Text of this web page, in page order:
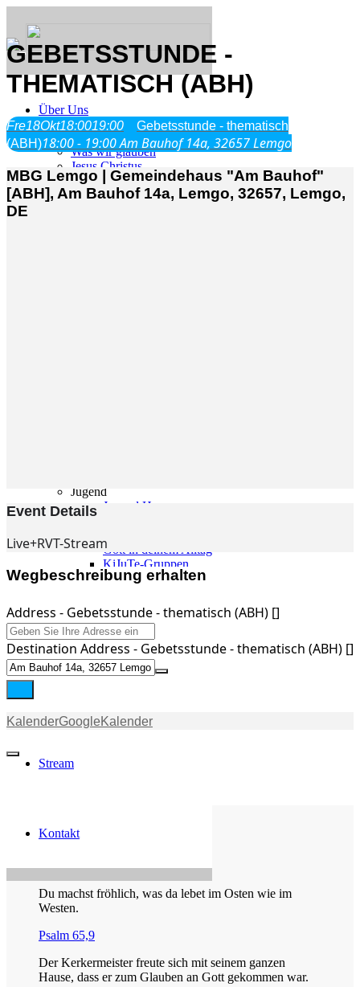
Über Uns
Was wir glauben
Jesus Christus
Geschichte
Jugend
Jugend Home
Gott in deinem Alltag
KiJuTe-Gruppen
Freizeiten 2026
Junge Erwachsene
Junge Erwachsene
Gemeinde Hameln
MBG Hameln
Stream
Kontakt
GEBETSSTUNDE -
THEMATISCH (ABH)
Fre18Okt18:0019:00
Gebetsstunde - thematisch
(ABH)18:00 - 19:00Am Bauhof 14a, 32657 Lemgo
MBG Lemgo | Gemeindehaus "Am Bauhof"
[ABH], Am Bauhof 14a, Lemgo, 32657, Lemgo,
DE
Event Details
Live+RVT-Stream
Wegbeschreibung erhalten
Address - Gebetsstunde - thematisch (ABH) []
Destination Address - Gebetsstunde - thematisch (ABH) []
KalenderGoogleKalender
Du machst fröhlich, was da lebet im Osten wie im
Westen.
Psalm 65,9
Der Kerkermeister freute sich mit seinem ganzen
Hause, dass er zum Glauben an Gott gekommen war.